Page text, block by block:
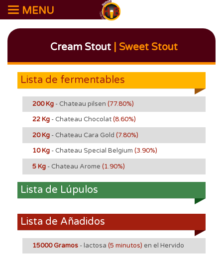
MENU
Cream Stout | Sweet Stout
Lista de fermentables
200 Kg - Chateau pilsen (77.80%)
22 Kg - Chateau Chocolat(8.60%)
20 Kg - Chateau Cara Gold (7.80%)
10 Kg - Chateau Special Belgium (3.90%)
5 Kg - Chateau Arome (1.90%)
Lista de Lúpulos
Lista de Añadidos
15000 Gramos - lactosa (5 minutos) en el Hervido